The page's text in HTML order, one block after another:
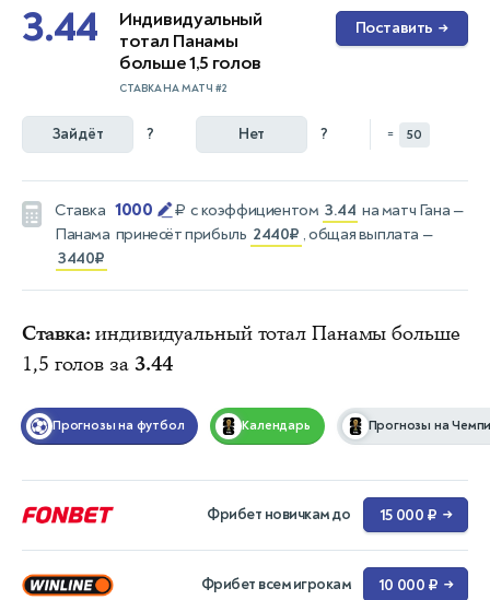
3.44
Индивидуальный
тотал Панамы
больше 1,5 голов
СТАВКА НА МАТЧ #2
Поставить →
Зайдёт ? Нет ? = 50
Ставка 1000 ₽ с коэффициентом 3.44 на матч Гана —
Панама принесёт прибыль 2440₽ , общая выплата —
3440₽
Ставка: индивидуальный тотал Панамы больше
1,5 голов за 3.44
Прогнозы на футбол Календарь Прогнозы на
Фрибет новичкам до 15 000 ₽ →
Фрибет всем игрокам 10 000 ₽ →